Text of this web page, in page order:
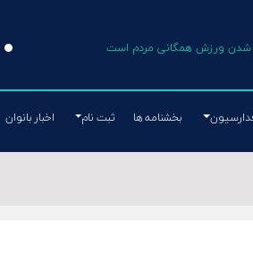
شدن ورزش همگانی مردم است
بخشنامه ها ثبت نام اخبار بانوان